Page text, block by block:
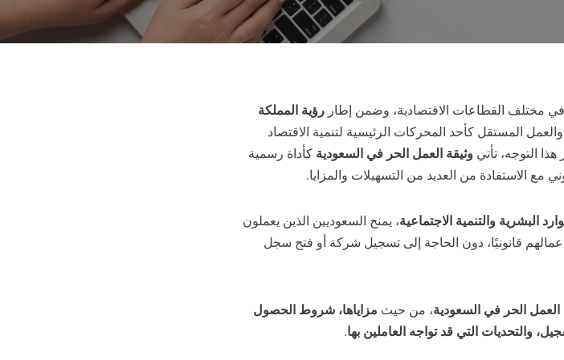
في مختلف القطاعات الاقتصادية، وضمن إطاررؤية المملكة
المستقل كأحد المحركات الرئيسية لتنمية الاقتصاد
التوجه، تأتيوثيقة العمل الحر في السعودية كأداة رسمية
الاستفادة من العديد من التسهيلات والمزايا.
البشرية والتنمية الاجتماعية، يمنح السعوديين الذين يعملون
قانونيًا، دون الحاجة إلى تسجيل شركة أو فتح سجل
الحر في السعودية، من حيث مزاياها، شروط الحصول
والتحديات التي قد تواجه العاملين بها.